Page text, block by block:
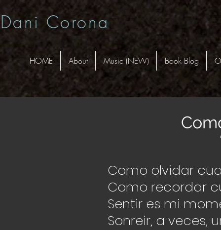
Dani Corona
HOME About Music (NEW) Book Blog
Como olvidar
Como recordar
Sentir es mi
Sonreir, a veces,